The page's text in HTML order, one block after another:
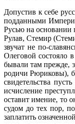
Допустив к себе
подданными
Русью на основании
Рулав, Стемир
звучат не по-
Олеговой состояло
бывали там прежде,
родичи Рюриковы),
свидетельства
исчисление
оставит имение, то
судом до тех пор,
заплатить